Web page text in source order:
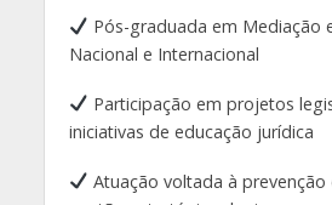
Pós-graduada em Mediação
Nacional e Internacional
Participação em projetos
iniciativas de educação jurídica
Atuação voltada à